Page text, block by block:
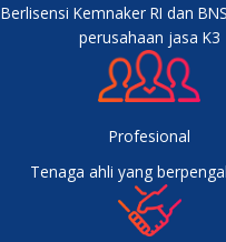
Berlisensi Kemnaker RI dan
perusahaan jasa K3
Profesional
Tenaga ahli yang